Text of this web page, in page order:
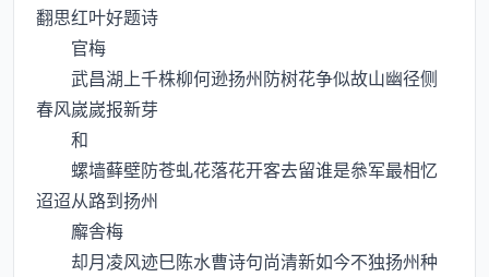
翻思红叶好题诗
官梅
武昌湖上千株柳何逊扬州防树花争似故山幽径侧
春风嵗嵗报新芽
和
螺墙藓壁防苍虬花落花开客去留谁是叅军最相忆
迢迢从路到扬州
廨舎梅
却月凌风迹巳陈水曹诗句尚清新如今不独扬州种